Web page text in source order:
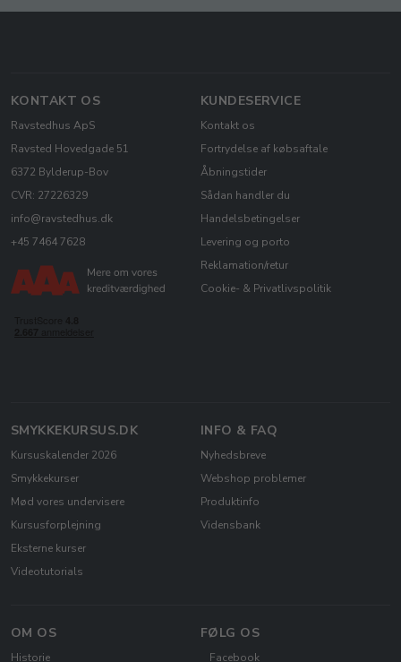
KONTAKT OS
Ravstedhus ApS
Ravsted Hovedgade 51
6372 Bylderup-Bov
CVR: 27226329
info@ravstedhus.dk
+45 7464 7628
KUNDESERVICE
Kontakt os
Fortrydelse af købsaftale
Åbningstider
Sådan handler du
Handelsbetingelser
Levering og porto
Reklamation/retur
Cookie- & Privatlivspolitik
SMYKKEKURSUS.DK
Kursuskalender 2026
Smykkekurser
Mød vores undervisere
Kursusforplejning
Eksterne kurser
Videotutorials
INFO & FAQ
Nyhedsbreve
Webshop problemer
Produktinfo
Vidensbank
OM OS
Historie
FØLG OS
Facebook